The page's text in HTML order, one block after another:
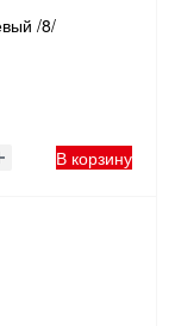
/8/
В корзину